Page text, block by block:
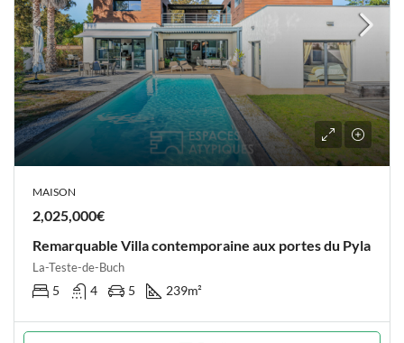
MAISON
2,025,000€
Remarquable Villa contemporaine aux portes du Pyla
La-Teste-de-Buch
5 4 5 239m²